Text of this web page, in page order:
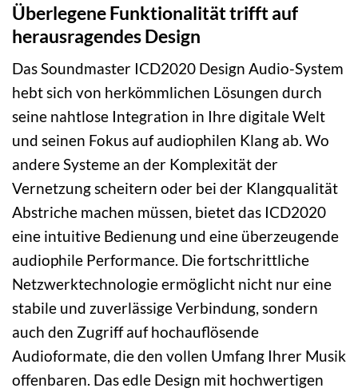
Überlegene Funktionalität trifft auf
herausragendes Design
Das Soundmaster ICD2020 Design Audio-System
hebt sich von herkömmlichen Lösungen durch
seine nahtlose Integration in Ihre digitale Welt
und seinen Fokus auf audiophilen Klang ab. Wo
andere Systeme an der Komplexität der
Vernetzung scheitern oder bei der Klangqualität
Abstriche machen müssen, bietet das ICD2020
eine intuitive Bedienung und eine überzeugende
audiophile Performance. Die fortschrittliche
Netzwerktechnologie ermöglicht nicht nur eine
stabile und zuverlässige Verbindung, sondern
auch den Zugriff auf hochauflösende
Audioformate, die den vollen Umfang Ihrer Musik
offenbaren. Das edle Design mit hochwertigen